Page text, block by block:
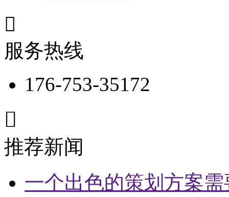

服务热线
176-753-35172

推荐新闻
一个出色的策划方案